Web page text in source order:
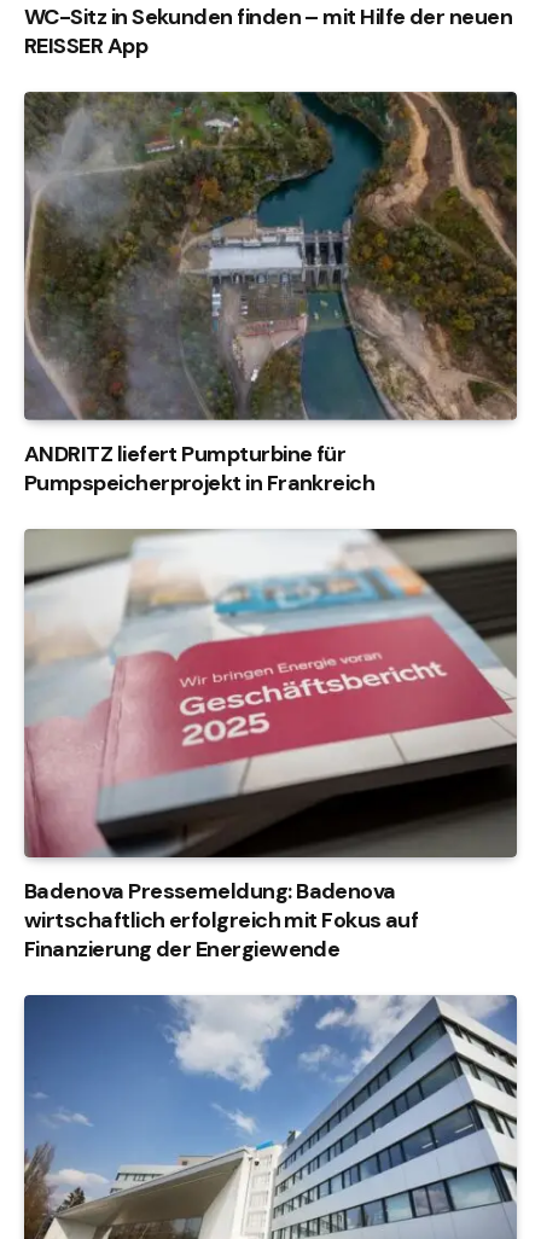
WC-Sitz in Sekunden finden – mit Hilfe der neuen
REISSER App
ANDRITZ liefert Pumpturbine für
Pumpspeicherprojekt in Frankreich
Badenova Pressemeldung: Badenova
wirtschaftlich erfolgreich mit Fokus auf
Finanzierung der Energiewende